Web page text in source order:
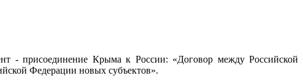
- присоединение Крыма к России: «Договор между Российской
Федерации новых субъектов».